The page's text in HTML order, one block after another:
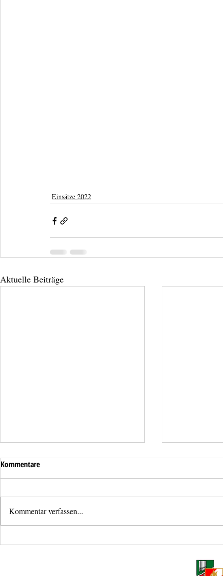
Einsätze 2022
Aktuelle Beiträge
Kommentare
Kommentar verfassen...